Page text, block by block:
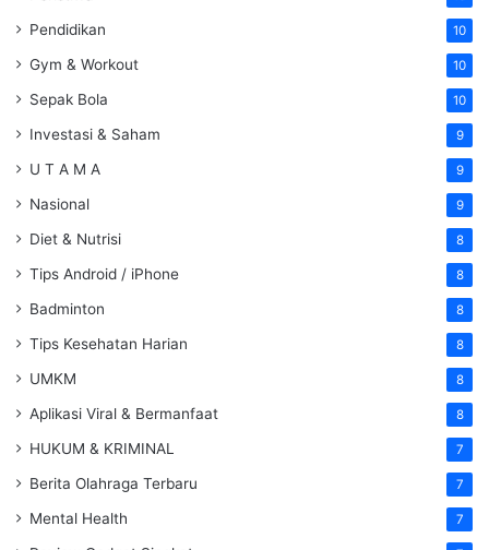
Pendidikan 10
Gym & Workout 10
Sepak Bola 10
Investasi & Saham 9
U T A M A 9
Nasional 9
Diet & Nutrisi 8
Tips Android / iPhone 8
Badminton 8
Tips Kesehatan Harian 8
UMKM 8
Aplikasi Viral & Bermanfaat 8
HUKUM & KRIMINAL 7
Berita Olahraga Terbaru 7
Mental Health 7